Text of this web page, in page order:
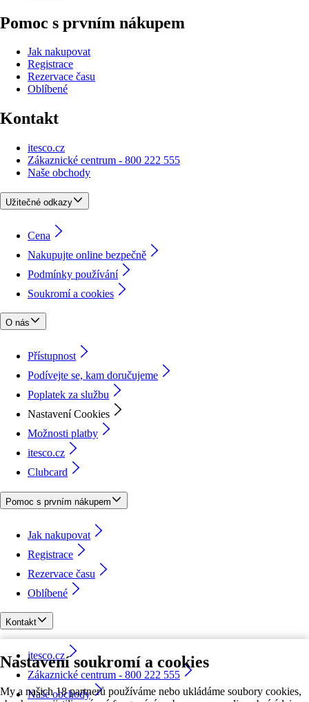
Nastavení soukromí a cookies
My a našich 18 partnerů používáme nebo ukládáme soubory cookies,
Pomoc s prvním nákupem
Jak nakupovat
Registrace
Rezervace času
Oblíbené
Kontakt
itesco.cz
Zákaznické centrum - 800 222 555
Naše obchody
Užitečné odkazy
Cena
Nakupujte online bezpečně
Podmínky používání
Soukromí a cookies
O nás
Přístupnost
Podívejte se, kam doručujeme
Poplatek za službu
Nastavení Cookies
Možnosti platby
itesco.cz
Clubcard
Pomoc s prvním nákupem
Jak nakupovat
Registrace
Rezervace času
Oblíbené
Kontakt
itesco.cz
Zákaznické centrum - 800 222 555
Naše obchody